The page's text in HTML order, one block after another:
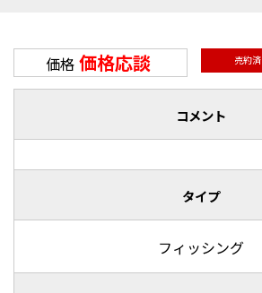
価格 価格応談 売約済
コメント
タイプ
フィッシング